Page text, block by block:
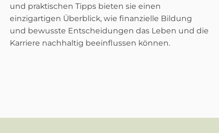
und praktischen Tipps bieten sie einen
einzigartigen Überblick, wie finanzielle Bildung
und bewusste Entscheidungen das Leben und die
Karriere nachhaltig beeinflussen können.